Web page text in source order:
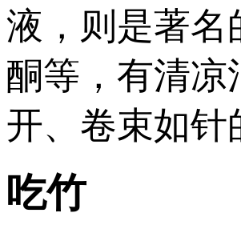
液，则是著名
酮等，有清凉
开、卷束如针
吃竹